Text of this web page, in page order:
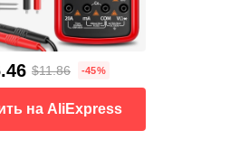
$11.86 -45%
на AliExpress